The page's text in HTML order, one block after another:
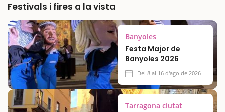
Festivals i fires a la vista
Banyoles
Festa Major de
Banyoles 2026
Del 8 al 16 d'ago de 2026
Tarragona ciutat